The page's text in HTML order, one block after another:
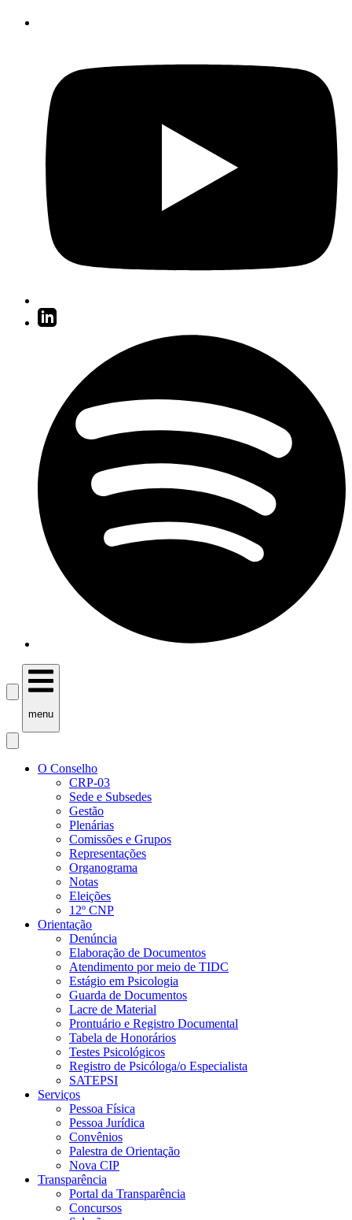
menu
O Conselho
CRP-03
Sede e Subsedes
Gestão
Plenárias
Comissões e Grupos
Representações
Organograma
Notas
Eleições
12º CNP
Orientação
Denúncia
Elaboração de Documentos
Atendimento por meio de TIDC
Estágio em Psicologia
Guarda de Documentos
Lacre de Material
Prontuário e Registro Documental
Tabela de Honorários
Testes Psicológicos
Registro de Psicóloga/o Especialista
SATEPSI
Serviços
Pessoa Física
Pessoa Jurídica
Convênios
Palestra de Orientação
Nova CIP
Transparência
Portal da Transparência
Concursos